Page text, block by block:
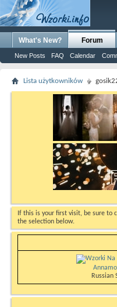
What's New? Forum
New Posts FAQ Calendar
Lista użytkowników
If this is your first visit, be sure to
the selection below.
Russian